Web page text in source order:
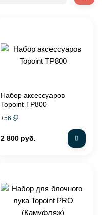
Набор аксессуаров
Topoint TP800
+56
2 800 руб.